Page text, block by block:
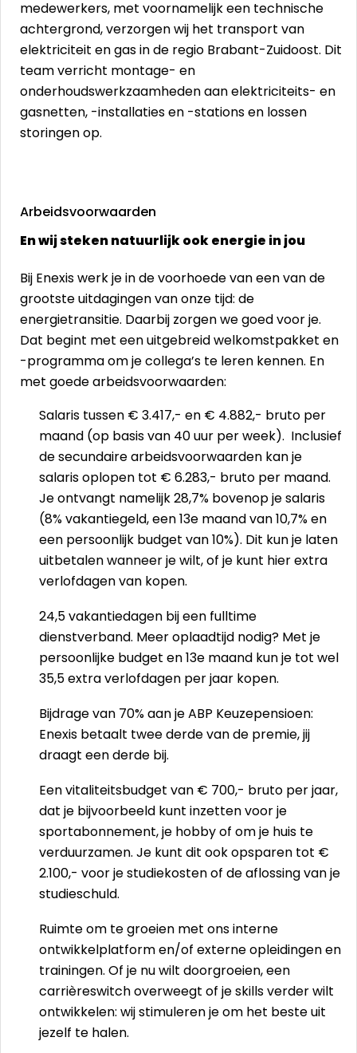
medewerkers, met voornamelijk een technische
achtergrond, verzorgen wij het transport van
elektriciteit en gas in de regio Brabant-Zuidoost. Dit
team verricht montage- en
onderhoudswerkzaamheden aan elektriciteits- en
gasnetten, -installaties en -stations en lossen
storingen op.
Arbeidsvoorwaarden
En wij steken natuurlijk ook energie in jou
Bij Enexis werk je in de voorhoede van een van de
grootste uitdagingen van onze tijd: de
energietransitie. Daarbij zorgen we goed voor je.
Dat begint met een uitgebreid welkomstpakket en
-programma om je collega’s te leren kennen. En
met goede arbeidsvoorwaarden:
Salaris tussen € 3.417,- en € 4.882,- bruto per
maand (op basis van 40 uur per week). Inclusief
de secundaire arbeidsvoorwaarden kan je
salaris oplopen tot € 6.283,- bruto per maand.
Je ontvangt namelijk 28,7% bovenop je salaris
(8% vakantiegeld, een 13e maand van 10,7% en
een persoonlijk budget van 10%). Dit kun je laten
uitbetalen wanneer je wilt, of je kunt hier extra
verlofdagen van kopen.
24,5 vakantiedagen bij een fulltime
dienstverband. Meer oplaadtijd nodig? Met je
persoonlijke budget en 13e maand kun je tot wel
35,5 extra verlofdagen per jaar kopen.
Bijdrage van 70% aan je ABP Keuzepensioen:
Enexis betaalt twee derde van de premie, jij
draagt een derde bij.
Een vitaliteitsbudget van € 700,- bruto per jaar,
dat je bijvoorbeeld kunt inzetten voor je
sportabonnement, je hobby of om je huis te
verduurzamen. Je kunt dit ook opsparen tot €
2.100,- voor je studiekosten of de aflossing van je
studieschuld.
Ruimte om te groeien met ons interne
ontwikkelplatform en/of externe opleidingen en
trainingen. Of je nu wilt doorgroeien, een
carrièreswitch overweegt of je skills verder wilt
ontwikkelen: wij stimuleren je om het beste uit
jezelf te halen.